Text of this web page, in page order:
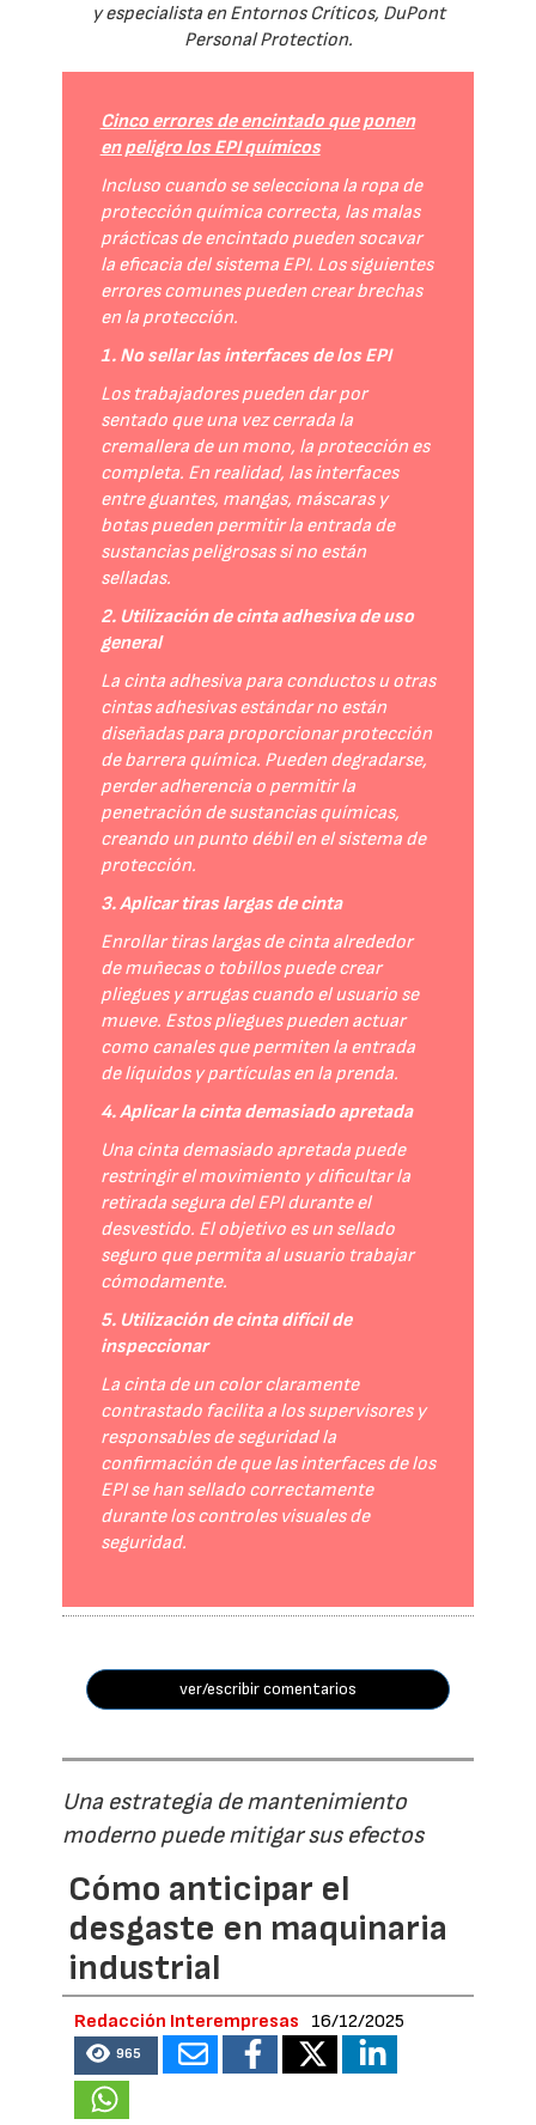
y especialista en Entornos Críticos, DuPont
Personal Protection.
Cinco errores de encintado que ponen
en peligro los EPI químicos
Incluso cuando se selecciona la ropa de
protección química correcta, las malas
prácticas de encintado pueden socavar
la eficacia del sistema EPI. Los siguientes
errores comunes pueden crear brechas
en la protección.
1. No sellar las interfaces de los EPI
Los trabajadores pueden dar por
sentado que una vez cerrada la
cremallera de un mono, la protección es
completa. En realidad, las interfaces
entre guantes, mangas, máscaras y
botas pueden permitir la entrada de
sustancias peligrosas si no están
selladas.
2. Utilización de cinta adhesiva de uso
general
La cinta adhesiva para conductos u otras
cintas adhesivas estándar no están
diseñadas para proporcionar protección
de barrera química. Pueden degradarse,
perder adherencia o permitir la
penetración de sustancias químicas,
creando un punto débil en el sistema de
protección.
3. Aplicar tiras largas de cinta
Enrollar tiras largas de cinta alrededor
de muñecas o tobillos puede crear
pliegues y arrugas cuando el usuario se
mueve. Estos pliegues pueden actuar
como canales que permiten la entrada
de líquidos y partículas en la prenda.
4. Aplicar la cinta demasiado apretada
Una cinta demasiado apretada puede
restringir el movimiento y dificultar la
retirada segura del EPI durante el
desvestido. El objetivo es un sellado
seguro que permita al usuario trabajar
cómodamente.
5. Utilización de cinta difícil de
inspeccionar
La cinta de un color claramente
contrastado facilita a los supervisores y
responsables de seguridad la
confirmación de que las interfaces de los
EPI se han sellado correctamente
durante los controles visuales de
seguridad.
ver/escribir comentarios
Una estrategia de mantenimiento
moderno puede mitigar sus efectos
Cómo anticipar el
desgaste en maquinaria
industrial
Redacción Interempresas 16/12/2025
965